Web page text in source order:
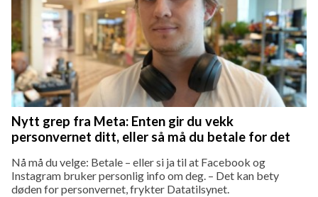
Nytt grep fra Meta: Enten gir du vekk
personvernet ditt, eller så må du betale for det
Nå må du velge: Betale – eller si ja til at Facebook og
Instagram bruker personlig info om deg. – Det kan bety
døden for personvernet, frykter Datatilsynet.­